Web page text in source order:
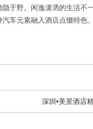
于野。 闲逸潇洒的生活不
车元素融入酒店点缀特色。
深圳•美景酒店